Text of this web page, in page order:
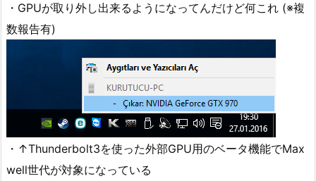
・GPUが取り外し出来るようになってんだけど何これ (※複
数報告有)
・↑Thunderbolt3を使った外部GPU用のベータ機能でMax
well世代が対象になっている